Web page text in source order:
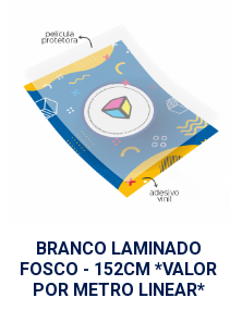
BRANCO LAMINADO
FOSCO - 152CM *VALOR
POR METRO LINEAR*